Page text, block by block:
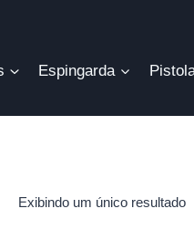
Espingarda
Exibindo um único resultado